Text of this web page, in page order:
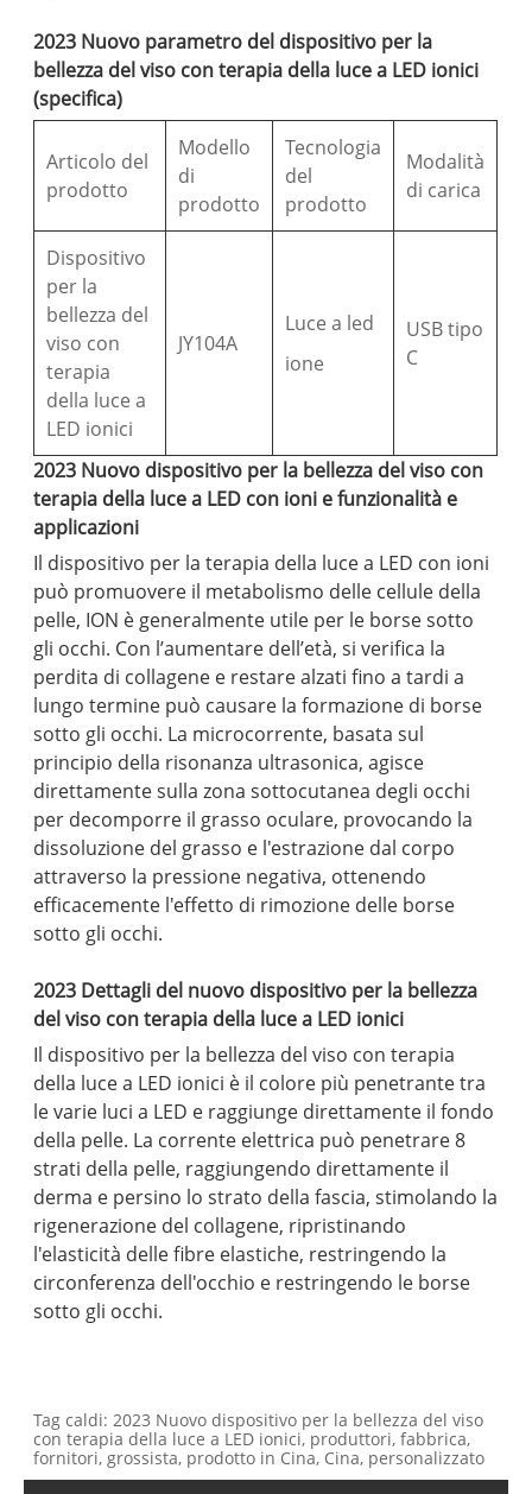
2023 Nuovo parametro del dispositivo per la
bellezza del viso con terapia della luce a LED ionici
(specifica)
Articolo del
prodotto
Modello
di
prodotto
Tecnologia
del
prodotto
Modalità
di carica
Dispositivo
per la
bellezza del
viso con
terapia
della luce a
LED ionici
JY104A
Luce a led
ione
USB tipo
C
2023 Nuovo dispositivo per la bellezza del viso con
terapia della luce a LED con ioni e funzionalità e
applicazioni
Il dispositivo per la terapia della luce a LED con ioni
può promuovere il metabolismo delle cellule della
pelle, ION è generalmente utile per le borse sotto
gli occhi. Con l’aumentare dell’età, si verifica la
perdita di collagene e restare alzati fino a tardi a
lungo termine può causare la formazione di borse
sotto gli occhi. La microcorrente, basata sul
principio della risonanza ultrasonica, agisce
direttamente sulla zona sottocutanea degli occhi
per decomporre il grasso oculare, provocando la
dissoluzione del grasso e l'estrazione dal corpo
attraverso la pressione negativa, ottenendo
efficacemente l'effetto di rimozione delle borse
sotto gli occhi.
2023 Dettagli del nuovo dispositivo per la bellezza
del viso con terapia della luce a LED ionici
Il dispositivo per la bellezza del viso con terapia
della luce a LED ionici è il colore più penetrante tra
le varie luci a LED e raggiunge direttamente il fondo
della pelle. La corrente elettrica può penetrare 8
strati della pelle, raggiungendo direttamente il
derma e persino lo strato della fascia, stimolando la
rigenerazione del collagene, ripristinando
l'elasticità delle fibre elastiche, restringendo la
circonferenza dell'occhio e restringendo le borse
sotto gli occhi.
Tag caldi: 2023 Nuovo dispositivo per la bellezza del viso
con terapia della luce a LED ionici, produttori, fabbrica,
fornitori, grossista, prodotto in Cina, Cina, personalizzato